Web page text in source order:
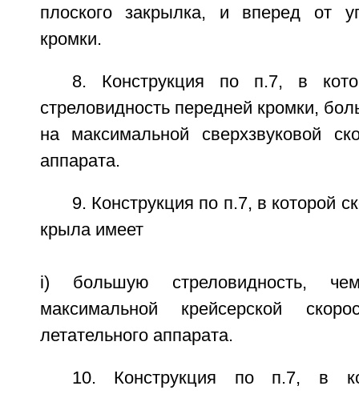
плоского закрылка, и вперед от
кромки.
8. Конструкция по п.7, в
стреловидность передней кромки,
на максимальной сверхзвуковой
аппарата.
9. Конструкция по п.7, в которой
крыла имеет
i) большую стреловидность,
максимальной крейсерской
летательного аппарата.
10. Конструкция по п.7, в